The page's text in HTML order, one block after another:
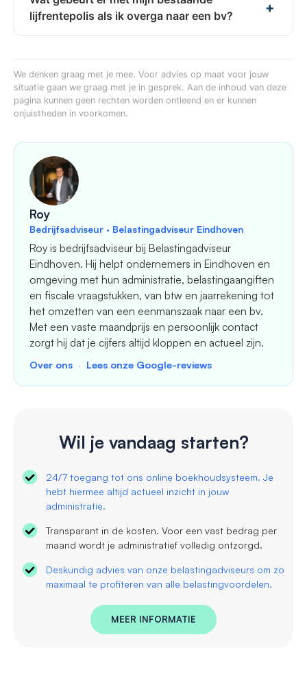
lijfrentepolis als ik overga naar een bv?
We denken graag met je mee. Voor advies op maat voor jouw
situatie gaan we graag met je in gesprek. Aan de inhoud van deze
pagina kunnen geen rechten worden ontleend en er kunnen
onjuistheden in voorkomen.
Roy
Bedrijfsadviseur · Belastingadviseur Eindhoven
Roy is bedrijfsadviseur bij Belastingadviseur
Eindhoven. Hij helpt ondernemers in Eindhoven en
omgeving met hun administratie, belastingaangiften
en fiscale vraagstukken, van btw en jaarrekening tot
het omzetten van een eenmanszaak naar een bv.
Met een vaste maandprijs en persoonlijk contact
zorgt hij dat je cijfers altijd kloppen en actueel zijn.
Over ons · Lees onze Google-reviews
Wil je vandaag starten?
24/7 toegang tot ons online boekhoudsysteem. Je
hebt hiermee altijd actueel inzicht in jouw
administratie.
Transparant in de kosten. Voor een vast bedrag per
maand wordt je administratief volledig ontzorgd.
Deskundig advies van onze belastingadviseurs om zo
maximaal te profiteren van alle belastingvoordelen.
MEER INFORMATIE